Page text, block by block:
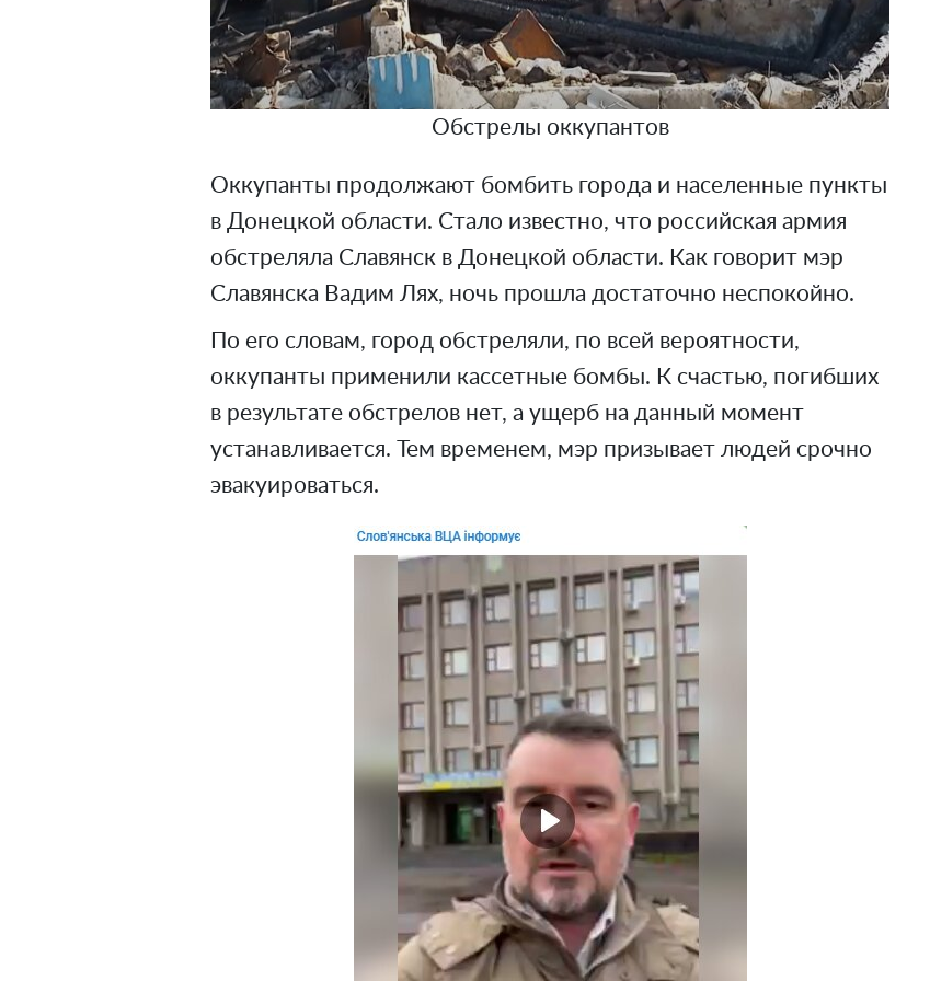
Обстрелы оккупантов
Оккупанты продолжают бомбить города и населенные пункты
в Донецкой области. Стало известно, что российская армия
обстреляла Славянск в Донецкой области. Как говорит мэр
Славянска Вадим Лях, ночь прошла достаточно неспокойно.
По его словам, город обстреляли, по всей вероятности,
оккупанты применили кассетные бомбы. К счастью, погибших
в результате обстрелов нет, а ущерб на данный момент
устанавливается. Тем временем, мэр призывает людей срочно
эвакуироваться.